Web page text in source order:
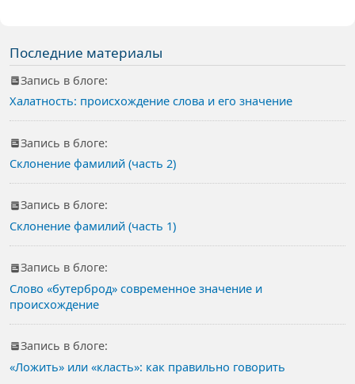
Последние материалы
Запись в блоге:
Халатность: происхождение слова и его значение
Запись в блоге:
Склонение фамилий (часть 2)
Запись в блоге:
Склонение фамилий (часть 1)
Запись в блоге:
Слово «бутерброд» современное значение и
происхождение
Запись в блоге:
«Ложить» или «класть»: как правильно говорить